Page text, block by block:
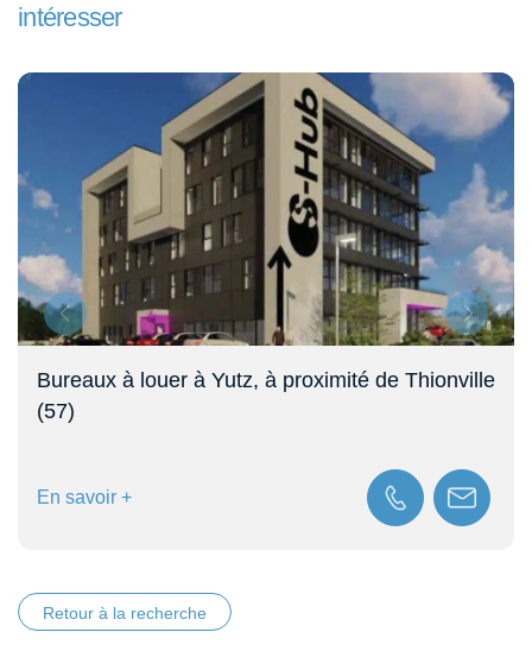
intéresser
Bureaux à louer à Yutz, à proximité de Thionville
(57)
En savoir +
Retour à la recherche